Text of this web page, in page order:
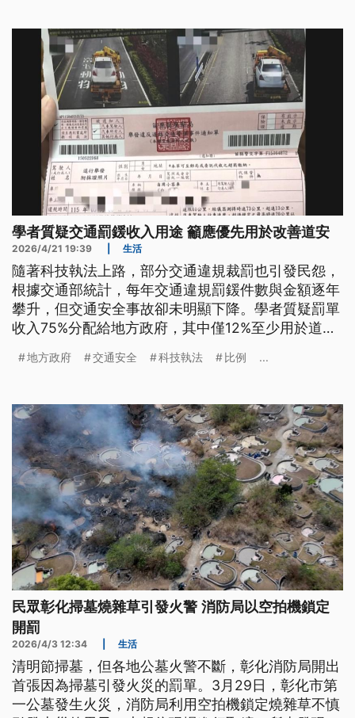
學者質疑交通罰鍰收入用途 籲應優先用於改善道安
2026/4/21 19:39 生活
隨著科技執法上路，部分交通違規裁罰也引發民怨，
根據交通部統計，每年交通違規罰鍰件數與金額逐年
攀升，但交通安全事故卻未明顯下降。學者質疑罰單
收入75%分配給地方政府，其中僅12%至少用於道安
地方政府 交通安全 科技執法 比例 ...
民眾彰化掃墓燒雜草引發火警 消防局以空拍機鎖定
開罰
2026/4/3 12:34 生活
清明節掃墓，但各地公墓火警不斷，彰化消防局開出
首張因為掃墓引發火災的罰單。3月29日，彰化市第
一公墓發生火災，消防局利用空拍機鎖定燒雜草不慎